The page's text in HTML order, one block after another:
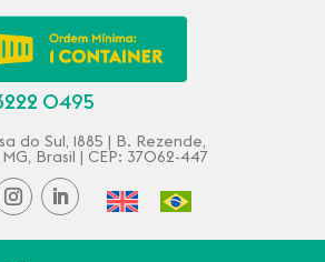
0495
do Sul, 1885 | B. Rezende,
Brasil | CEP: 37062-447